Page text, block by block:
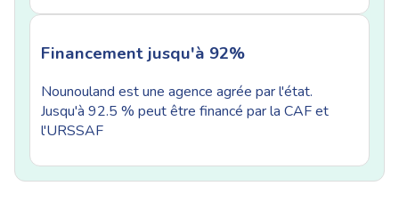
Financement jusqu'à 92%
Nounouland est une agence agrée par l'état.
Jusqu'à 92.5 % peut être financé par la CAF et
l'URSSAF